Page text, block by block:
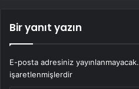
Bir yanıt yazın
E-posta adresiniz yayınlanmayacak.
işaretlenmişlerdir